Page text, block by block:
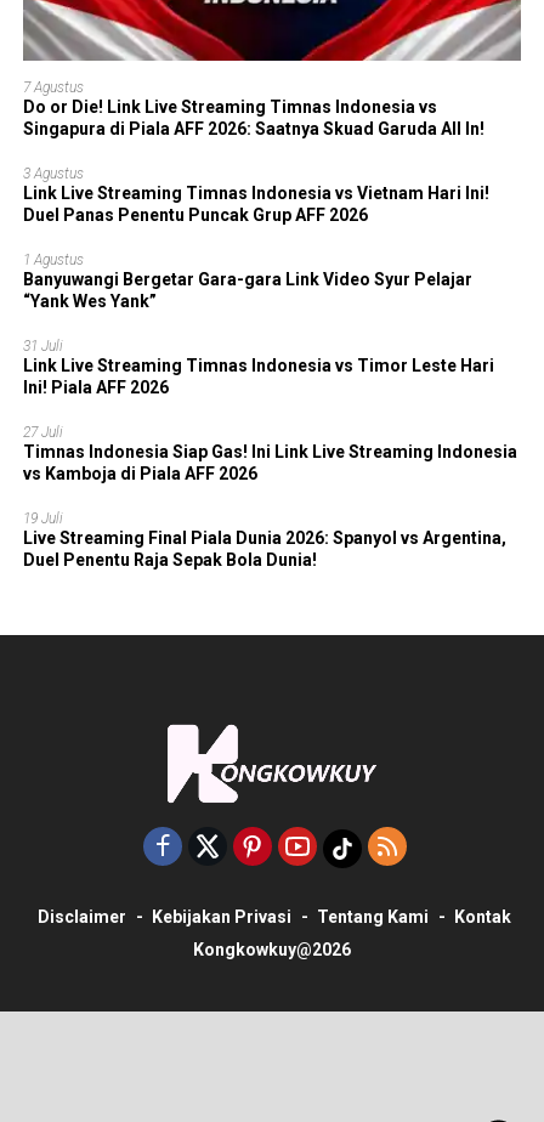
7 Agustus
Do or Die! Link Live Streaming Timnas Indonesia vs
Singapura di Piala AFF 2026: Saatnya Skuad Garuda All In!
3 Agustus
Link Live Streaming Timnas Indonesia vs Vietnam Hari Ini!
Duel Panas Penentu Puncak Grup AFF 2026
1 Agustus
Banyuwangi Bergetar Gara-gara Link Video Syur Pelajar
“Yank Wes Yank”
31 Juli
Link Live Streaming Timnas Indonesia vs Timor Leste Hari
Ini! Piala AFF 2026
27 Juli
Timnas Indonesia Siap Gas! Ini Link Live Streaming Indonesia
vs Kamboja di Piala AFF 2026
19 Juli
Live Streaming Final Piala Dunia 2026: Spanyol vs Argentina,
Duel Penentu Raja Sepak Bola Dunia!
Disclaimer Kebijakan Privasi Tentang Kami
Kontak
Kongkowkuy@2026